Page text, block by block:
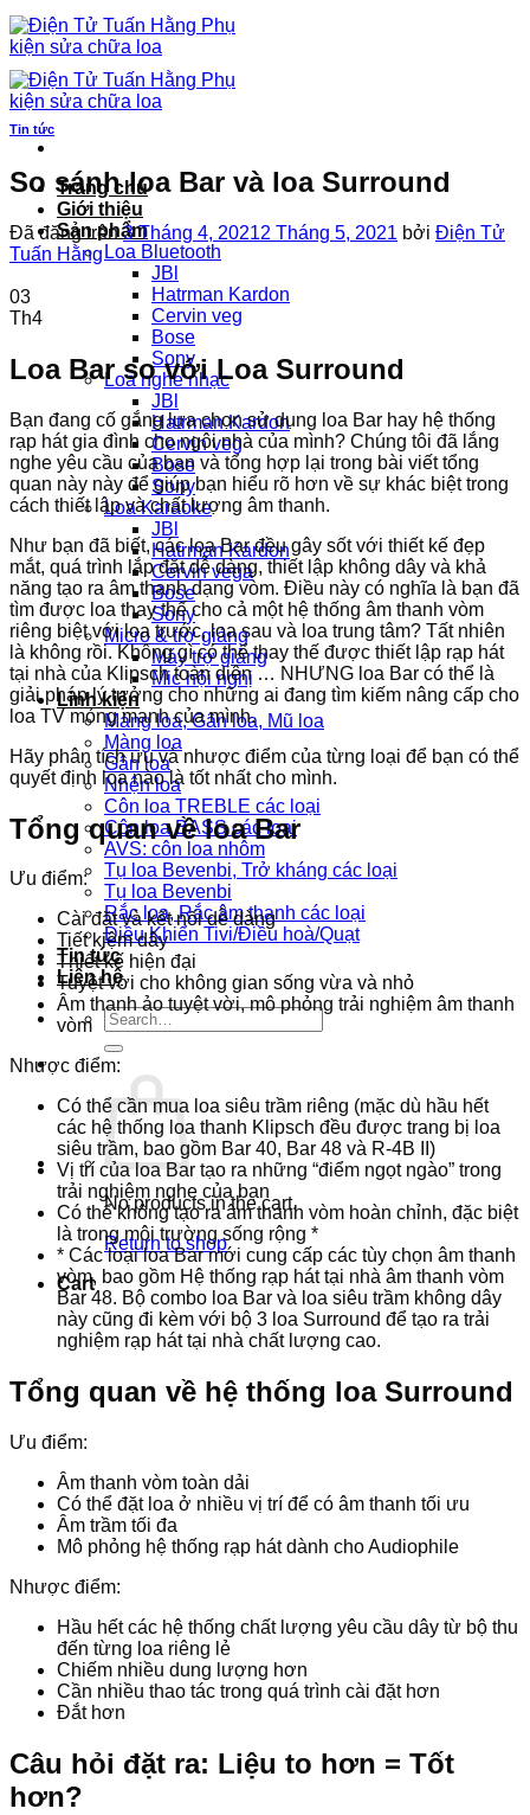
Chuyển
đến
nội
dung
Trang chủ
Giới thiệu
Sản phẩm
Loa Bluetooth
JBl
Hatrman Kardon
Cervin veg
Bose
Sony
Loa nghe nhạc
JBl
Hatrman Kardon
Cervin veg
Bose
Sony
Loa Karaoke
JBl
Hatrman Kardon
Cervin vega
Bose
Sony
Micro & trợ giảng
Máy trợ giảng
Mic hội nghị
Linh kiện
Màng loa, Gân loa, Mũ loa
Màng loa
Gân loa
Nhện loa
Côn loa TREBLE các loại
Côn loa BASS các loại
AVS: côn loa nhôm
Tụ loa Bevenbi, Trở kháng các loại
Tụ loa Bevenbi
Rắc loa, Rắc âm thanh các loại
Điều Khiển Tivi/Điều hoà/Quạt
Tin tức
Liên hệ
Search
for:
No products in the cart.
Return to shop
Cart
Tin tức
So sánh loa Bar và loa Surround
Đã đăng trên3 Tháng 4, 20212 Tháng 5, 2021 bởi Điện Tử
Tuấn Hằng
03
Th4
Loa Bar so với Loa Surround
Bạn đang cố gắng lựa chọn sử dụng loa Bar hay hệ thống
rạp hát gia đình cho ngôi nhà của mình? Chúng tôi đã lắng
nghe yêu cầu của bạn và tổng hợp lại trong bài viết tổng
quan này này để giúp bạn hiểu rõ hơn về sự khác biệt trong
cách thiết lập và chất lượng âm thanh.
Như bạn đã biết, các loa Bar đều gây sốt với thiết kế đẹp
mắt, quá trình lắp đặt dễ dàng, thiết lập không dây và khả
năng tạo ra âm thanh dạng vòm. Điều này có nghĩa là bạn đã
tìm được loa thay thế cho cả một hệ thống âm thanh vòm
riêng biệt với loa trước, loa sau và loa trung tâm? Tất nhiên
là không rồi. Không gì có thể thay thế được thiết lập rạp hát
tại nhà của Klipsch toàn diện … NHƯNG loa Bar có thể là
giải pháp lý tưởng cho những ai đang tìm kiếm nâng cấp cho
loa TV mỏng manh của mình.
Hãy phân tích ưu và nhược điểm của từng loại để bạn có thể
quyết định loa nào là tốt nhất cho mình.
Tổng quan về loa Bar
Ưu điểm:
Cài đặt và kết nối dễ dàng
Tiết kiệm dây
Thiết kế hiện đại
Tuyệt vời cho không gian sống vừa và nhỏ
Âm thanh ảo tuyệt vời, mô phỏng trải nghiệm âm thanh
vòm
Nhược điểm:
Có thể cần mua loa siêu trầm riêng (mặc dù hầu hết
các hệ thống loa thanh Klipsch đều được trang bị loa
siêu trầm, bao gồm Bar 40, Bar 48 và R-4B II)
Vị trí của loa Bar tạo ra những “điểm ngọt ngào” trong
trải nghiệm nghe của bạn
Có thể không tạo ra âm thanh vòm hoàn chỉnh, đặc biệt
là trong môi trường sống rộng *
* Các loại loa Bar mới cung cấp các tùy chọn âm thanh
vòm, bao gồm Hệ thống rạp hát tại nhà âm thanh vòm
Bar 48. Bộ combo loa Bar và loa siêu trầm không dây
này cũng đi kèm với bộ 3 loa Surround để tạo ra trải
nghiệm rạp hát tại nhà chất lượng cao.
Tổng quan về hệ thống loa Surround
Ưu điểm:
Âm thanh vòm toàn dải
Có thể đặt loa ở nhiều vị trí để có âm thanh tối ưu
Âm trầm tối đa
Mô phỏng hệ thống rạp hát dành cho Audiophile
Nhược điểm:
Hầu hết các hệ thống chất lượng yêu cầu dây từ bộ thu
đến từng loa riêng lẻ
Chiếm nhiều dung lượng hơn
Cần nhiều thao tác trong quá trình cài đặt hơn
Đắt hơn
Câu hỏi đặt ra: Liệu to hơn = Tốt
hơn?